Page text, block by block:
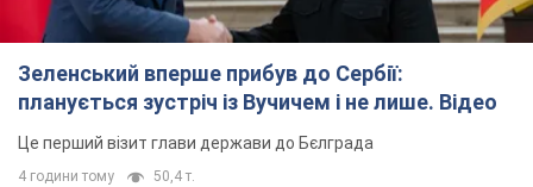
Зеленський вперше прибув до Сербії:
планується зустріч із Вучичем і не лише. Відео
Це перший візит глави держави до Бєлграда
4 години тому 50,4 т.